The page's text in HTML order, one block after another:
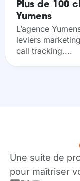
Plus de 100
Yumens
L’agence
leviers
call tracking....
Une suite de
pour maîtriser